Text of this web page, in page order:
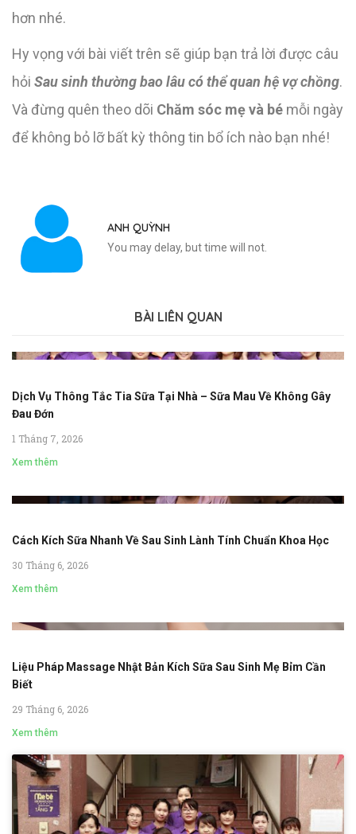
hơn nhé.
Hy vọng với bài viết trên sẽ giúp bạn trả lời được câu
hỏi Sau sinh thường bao lâu có thể quan hệ vợ chồng.
Và đừng quên theo dõi Chăm sóc mẹ và bé mỗi ngày
để không bỏ lỡ bất kỳ thông tin bổ ích nào bạn nhé!
ANH QUỲNH
You may delay, but time will not.
BÀI LIÊN QUAN
Dịch Vụ Thông Tắc Tia Sữa Tại Nhà – Sữa Mau Về Không Gây
Đau Đớn
1 Tháng 7, 2026
Xem thêm
Cách Kích Sữa Nhanh Về Sau Sinh Lành Tính Chuẩn Khoa Học
30 Tháng 6, 2026
Xem thêm
Liệu Pháp Massage Nhật Bản Kích Sữa Sau Sinh Mẹ Bỉm Cần
Biết
29 Tháng 6, 2026
Xem thêm